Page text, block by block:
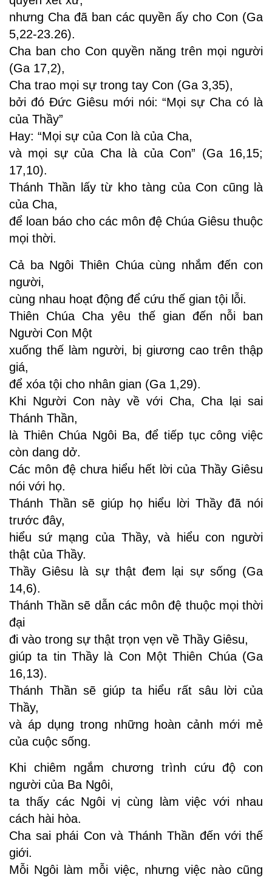
nhưng Cha đã ban các quyền ấy cho Con (Ga
5,22-23.26).
Cha ban cho Con quyền năng trên mọi người
(Ga 17,2),
Cha trao mọi sự trong tay Con (Ga 3,35),
bởi đó Đức Giêsu mới nói: “Mọi sự Cha có là
của Thầy”
Hay: “Mọi sự của Con là của Cha,
và mọi sự của Cha là của Con” (Ga 16,15;
17,10).
Thánh Thần lấy từ kho tàng của Con cũng là
của Cha,
để loan báo cho các môn đệ Chúa Giêsu thuộc
mọi thời.
Cả ba Ngôi Thiên Chúa cùng nhắm đến con
người,
cùng nhau hoạt động để cứu thế gian tội lỗi.
Thiên Chúa Cha yêu thế gian đến nỗi ban
Người Con Một
xuống thế làm người, bị giương cao trên thập
giá,
để xóa tội cho nhân gian (Ga 1,29).
Khi Người Con này về với Cha, Cha lại sai
Thánh Thần,
là Thiên Chúa Ngôi Ba, để tiếp tục công việc
còn dang dở.
Các môn đệ chưa hiểu hết lời của Thầy Giêsu
nói với họ.
Thánh Thần sẽ giúp họ hiểu lời Thầy đã nói
trước đây,
hiểu sứ mạng của Thầy, và hiểu con người
thật của Thầy.
Thầy Giêsu là sự thật đem lại sự sống (Ga
14,6).
Thánh Thần sẽ dẫn các môn đệ thuộc mọi thời
đại
đi vào trong sự thật trọn vẹn về Thầy Giêsu,
giúp ta tin Thầy là Con Một Thiên Chúa (Ga
16,13).
Thánh Thần sẽ giúp ta hiểu rất sâu lời của
Thầy,
và áp dụng trong những hoàn cảnh mới mẻ
của cuộc sống.
Khi chiêm ngắm chương trình cứu độ con
người của Ba Ngôi,
ta thấy các Ngôi vị cùng làm việc với nhau
cách hài hòa.
Cha sai phái Con và Thánh Thần đến với thế
giới.
Mỗi Ngôi làm mỗi việc, nhưng việc nào cũng